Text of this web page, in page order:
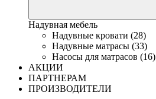
Надувная мебель
Надувные кровати (28)
Надувные матрасы (33)
Насосы для матрасов (16)
АКЦИИ
ПАРТНЕРАМ
ПРОИЗВОДИТЕЛИ